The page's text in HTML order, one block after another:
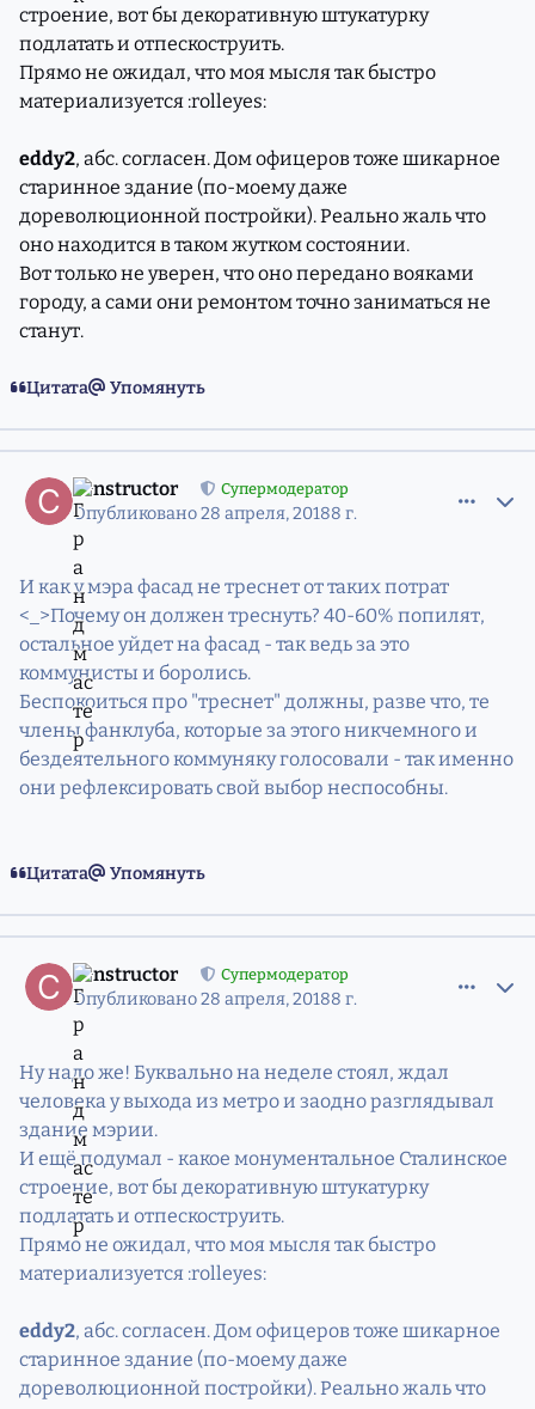
строение, вот бы декоративную штукатурку
подлатать и отпескоструить.
Прямо не ожидал, что моя мысля так быстро
материализуется :rolleyes:
eddy2, абс. согласен. Дом офицеров тоже шикарное
старинное здание (по-моему даже
дореволюционной постройки). Реально жаль что
оно находится в таком жутком состоянии.
Вот только не уверен, что оно передано вояками
городу, а сами они ремонтом точно заниматься не
станут.
Цитата Упомянуть
constructor Супермодератор
Опубликовано28 апреля, 20188 г.
И как у мэра фасад не треснет от таких потрат
<_>Почему он должен треснуть? 40-60% попилят,
остальное уйдет на фасад - так ведь за это
коммунисты и боролись.
Беспокоиться про "треснет" должны, разве что, те
члены фанклуба, которые за этого никчемного и
бездеятельного коммуняку голосовали - так именно
они рефлексировать свой выбор неспособны.
Цитата Упомянуть
constructor Супермодератор
Опубликовано28 апреля, 20188 г.
Ну надо же! Буквально на неделе стоял, ждал
человека у выхода из метро и заодно разглядывал
здание мэрии.
И ещё подумал - какое монументальное Сталинское
строение, вот бы декоративную штукатурку
подлатать и отпескоструить.
Прямо не ожидал, что моя мысля так быстро
материализуется :rolleyes:
eddy2, абс. согласен. Дом офицеров тоже шикарное
старинное здание (по-моему даже
дореволюционной постройки). Реально жаль что